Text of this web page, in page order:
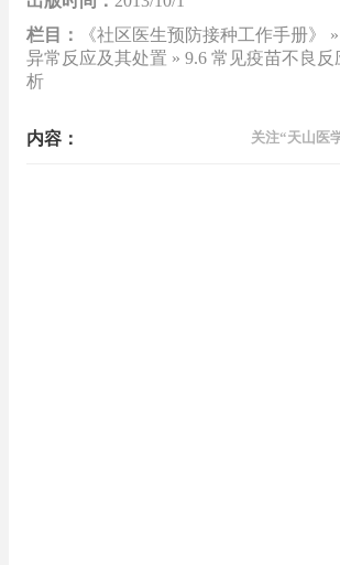
栏目：
《社区医生预防接种工作手册》
异常反应及其处置 » 9.6 常见疫苗不良
析
内容： 关注“天山医